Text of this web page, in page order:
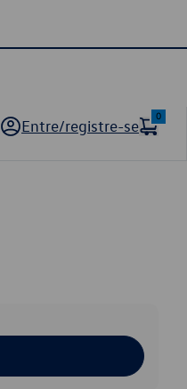
Entre/registre-se
0